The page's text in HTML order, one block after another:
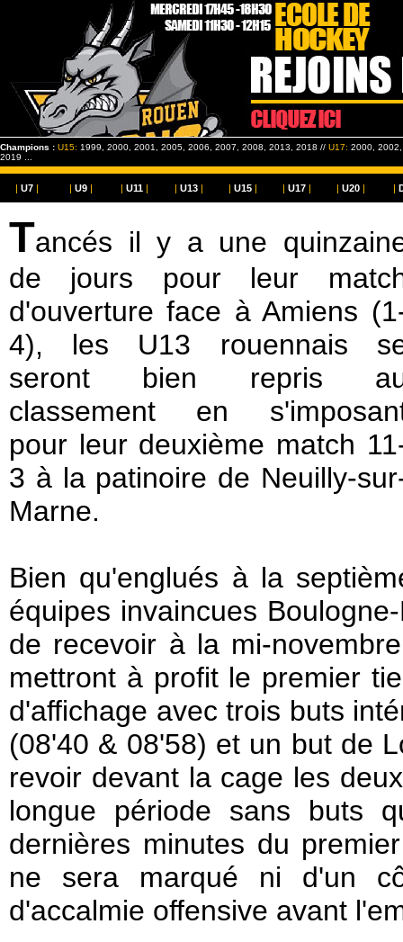
Champions : U15: 1999, 2000, 2001, 2005, 2006, 2007, 2008, 2013, 2018 // U17: 2000,
2019 ...
| U7 | | U9 | |U11 | | U13 | | U15 | | U17 | | U20 | |
Tancés il y a une
de jours pour leur
d'ouverture face à Amiens
4), les U13 rouennais
seront bien repris
classement en
pour leur deuxième match
3 à la patinoire de Neuilly-
Marne.
Bien qu'englués à la
équipes invaincues
de recevoir à la mi-
mettront à profit le premier
d'affichage avec trois buts
(08'40 & 08'58) et un but de
revoir devant la cage les
longue période sans buts
dernières minutes du
ne sera marqué ni d'un
d'accalmie offensive avant